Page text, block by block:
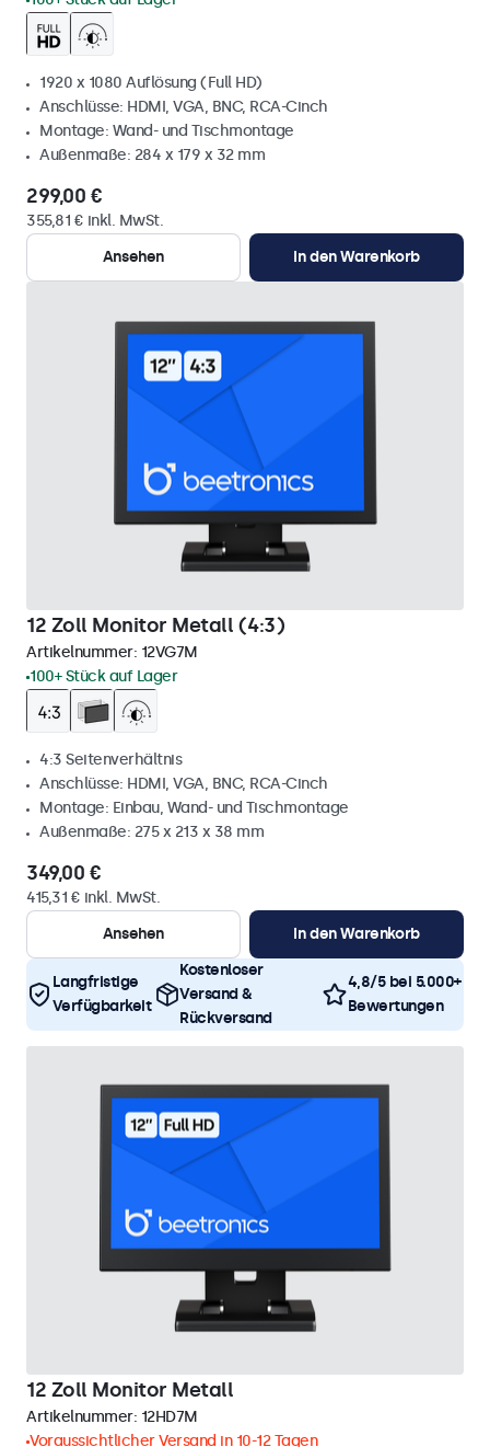
1920 x 1080 Auflösung (Full HD)
Anschlüsse: HDMI, VGA, BNC, RCA-Cinch
Montage: Wand- und Tischmontage
Außenmaße: 284 x 179 x 32 mm
299,00 €
355,81 € inkl. MwSt.
Ansehen
In den Warenkorb
12 Zoll Monitor Metall (4:3)
Artikelnummer: 12VG7M
100+ Stück auf Lager
4:3 Seitenverhältnis
Anschlüsse: HDMI, VGA, BNC, RCA-Cinch
Montage: Einbau, Wand- und Tischmontage
Außenmaße: 275 x 213 x 38 mm
349,00 €
415,31 € inkl. MwSt.
Ansehen
In den Warenkorb
Langfristige
Verfügbarkeit
Kostenloser
Versand &
Rückversand
4,8/5 bei 5.000+
Bewertungen
12 Zoll Monitor Metall
Artikelnummer: 12HD7M
Voraussichtlicher Versand in 10-12 Tagen